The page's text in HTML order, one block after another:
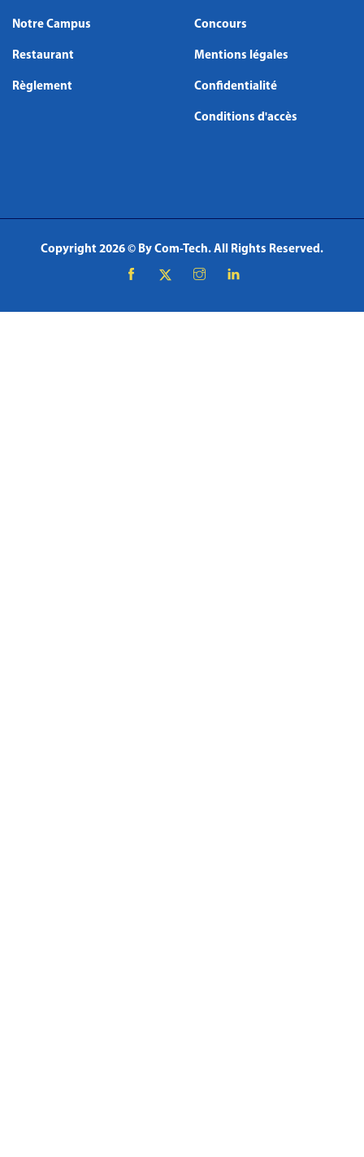
Notre Campus
Restaurant
Règlement
Concours
Mentions légales
Confidentialité
Conditions d'accès
Copyright 2026 © By Com-Tech. All Rights Reserved.